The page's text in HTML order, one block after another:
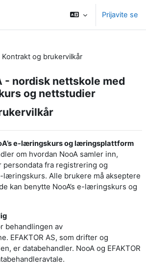
Prijavite se
Kontrakt og brukervilkår
- nordisk nettskole med
og nettstudier
e-læringskurs og læringsplattform
om hvordan NooA samler inn,
persondata fra registrering og
læringskurs. Alle brukere må akseptere
kan benytte NooA’s e-læringskurs og
behandlingen av
EFAKTOR AS, som drifter og
er databehandler. NooA og EFAKTOR